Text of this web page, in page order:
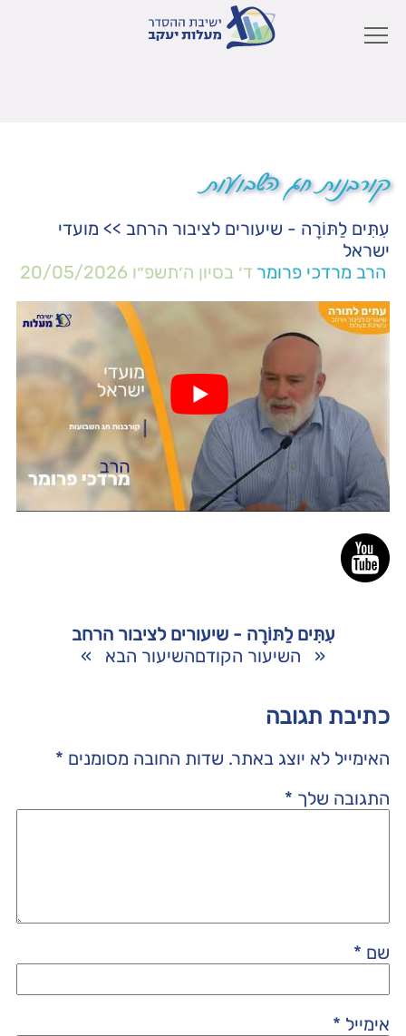
קורבנות חג השבועות
עִתִּים לַתּוֹרָה - שיעורים לציבור הרחב >> מועדי
ישראל
הרב מרדכי פרומר ד׳ בסיון ה׳תשפ״ו 20/05/2026
עִתִּים לַתּוֹרָה - שיעורים לציבור הרחב
« השיעור הקודםהשיעור הבא »
כתיבת תגובה
האימייל לא יוצג באתר. שדות החובה מסומנים *
התגובה שלך *
שם *
אימייל *